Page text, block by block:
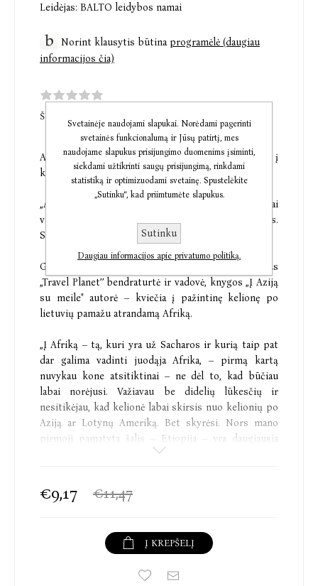
Leidėjas: BALTO leidybos namai
Norint klausytis būtinaprogramėlė (daugiau
informacijos čia)
ŠI PREKĖ DAR NETURI KOMENTARŲ
APIE AFRIKOS ŽMONES IR ŽVĖRIS. Visi atsakymai į
klausimą, kodėl verta aplankyti ir pažinti Afriką
„Afrika – tai jausmas. Afrika – tai emocija. Afrika – tai
vaikystėje skaitytų nuotykių knygų įsikūnijimas.
Siurprizas, kuris laukia už posūkio. Netikėtumas".
Gabrielė Štaraitė – egzotinių kelionių organizatoriaus
„Travel Planet’’ bendraturtė ir vadovė, knygos „Į Aziją
su meile" autorė – kviečia į pažintinę kelionę po
lietuvių pamažu atrandamą Afriką.
„Į Afriką – tą, kuri yra už Sacharos ir kurią taip pat
dar galima vadinti juodąja Afrika, – pirmą kartą
nuvykau kone atsitiktinai – ne dėl to, kad būčiau
labai norėjusi. Važiavau be didelių lūkesčių ir
nesitikėjau, kad kelionė labai skirsis nuo kelionių po
Aziją ar Lotynų Ameriką. Bet skyrėsi. Nors mano
pirmoji pamatyta šalis – Etiopija – yra daugiausia
kultūrinė ir istorinė kryptis, tačiau jau pirmosios
pamatyti kuo daugiau laukinių gyvūnų. Tada jau viena
Madagaskaras ir Uganda, Svazilandas (Esvatinis) ir
Pietų Afrikos Respublika, Tanzanija ir Kenija – visos
safariuose ar pravažiuojamų kaimų lūšnelėse? Bet
€9,17 €11,47
Į KREPŠELĮ
Svetainėje naudojami slapukai. Norėdami pagerinti
svetainės funkcionalumą ir Jūsų patirtį, mes
naudojame slapukus prisijungimo duomenims įsiminti,
siekdami užtikrinti saugų prisijungimą, rinkdami
statistiką ir optimizuodami svetainę. Spustelėkite
„Sutinku“, kad priimtumėte slapukus.
Sutinku
Daugiau informacijos apie privatumo politiką.